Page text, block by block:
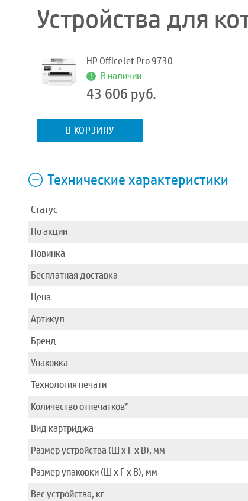
Устройства для
HP OfficeJet Pro 9730
В наличии
43 606 руб.
В КОРЗИНУ
Технические характеристики
Статус
По акции
Новинка
Бесплатная доставка
Цена
Артикул
Бренд
Упаковка
Технология печати
Количество отпечатков*
Вид картриджа
Размер устройства (Ш x Г x В), мм
Размер упаковки (Ш x Г x В), мм
Вес устройства, кг